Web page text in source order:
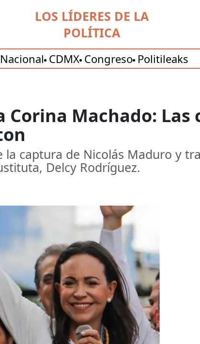
LOS LÍDERES DE LA
POLÍTICA
Nacional CDMX Congreso Politileaks
Machado: Las
la captura de Nicolás Maduro y
Delcy Rodríguez.